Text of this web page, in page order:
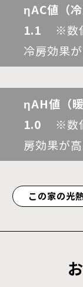
ηAC値（
1.1
※数
冷房効果
ηAH値（
1.0
※数
房効果が
この家の光